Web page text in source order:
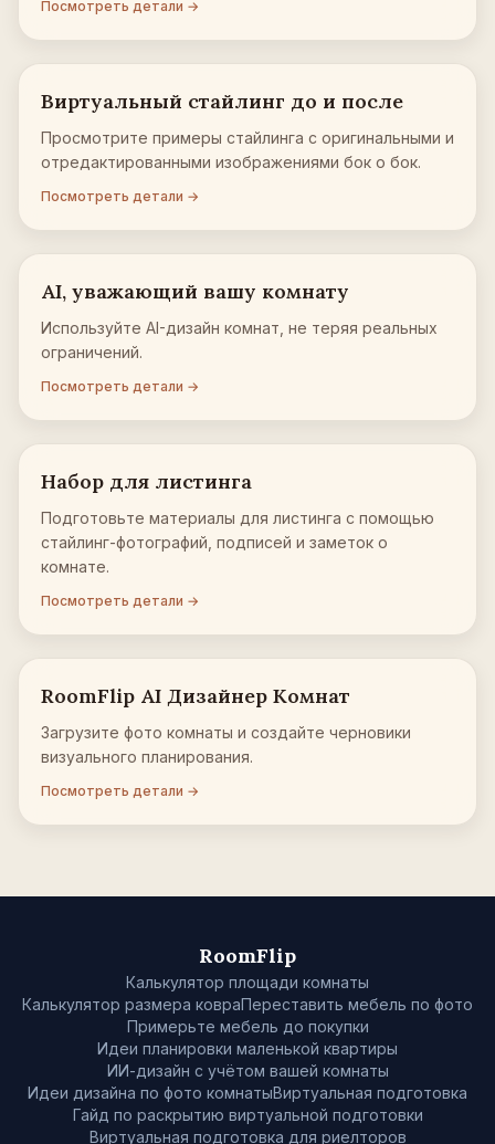
Посмотреть детали →
Виртуальный стайлинг до и после
Просмотрите примеры стайлинга с оригинальными и
отредактированными изображениями бок о бок.
Посмотреть детали →
AI, уважающий вашу комнату
Используйте AI-дизайн комнат, не теряя реальных
ограничений.
Посмотреть детали →
Набор для листинга
Подготовьте материалы для листинга с помощью
стайлинг-фотографий, подписей и заметок о
комнате.
Посмотреть детали →
RoomFlip AI Дизайнер Комнат
Загрузите фото комнаты и создайте черновики
визуального планирования.
Посмотреть детали →
RoomFlip
Калькулятор площади комнаты
Калькулятор размера ковраПереставить мебель по фото
Примерьте мебель до покупки
Идеи планировки маленькой квартиры
ИИ-дизайн с учётом вашей комнаты
Идеи дизайна по фото комнатыВиртуальная подготовка
Гайд по раскрытию виртуальной подготовки
Виртуальная подготовка для риелторов